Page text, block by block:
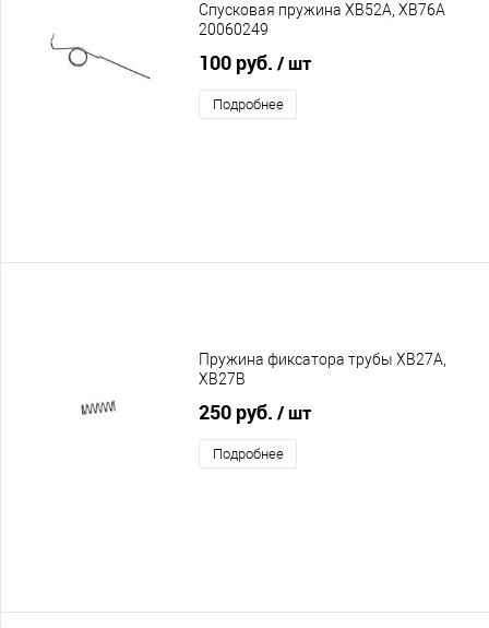
Спусковая пружина XB52A, XB76A
20060249
100 руб. / шт
Подробнее
Пружина фиксатора трубы XB27A,
XB27B
250 руб. / шт
Подробнее